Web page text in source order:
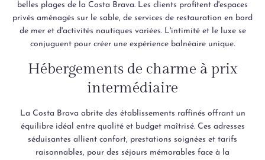
belles plages de la Costa Brava. Les clients profitent d'espaces
privés aménagés sur le sable, de services de restauration en bord
de mer et d'activités nautiques variées. L'intimité et le luxe se
conjuguent pour créer une expérience balnéaire unique.
Hébergements de charme à prix
intermédiaire
La Costa Brava abrite des établissements raffinés offrant un
équilibre idéal entre qualité et budget maîtrisé. Ces adresses
séduisantes allient confort, prestations soignées et tarifs
raisonnables, pour des séjours mémorables face à la